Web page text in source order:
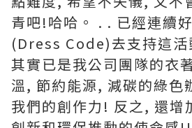
青吧!哈哈。 . . 已經連續
(Dress Code)去支持這活
其實已是我公司團隊的衣
溫, 節約能源, 減碳的綠色
我們的創作力! 反之, 還增